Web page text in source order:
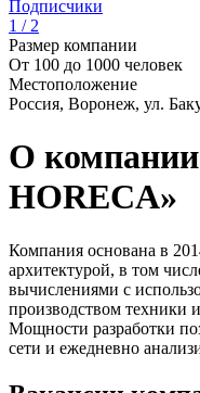
Подписчики
1 / 2
Размер компании
От 100 до 1000 человек
Местоположение
Россия, Воронеж, ул.
О
HORECA»
Компания основана в
архитектурой, в том
вычислениями с
производством техники
Мощности разработки
сети и ежедневно